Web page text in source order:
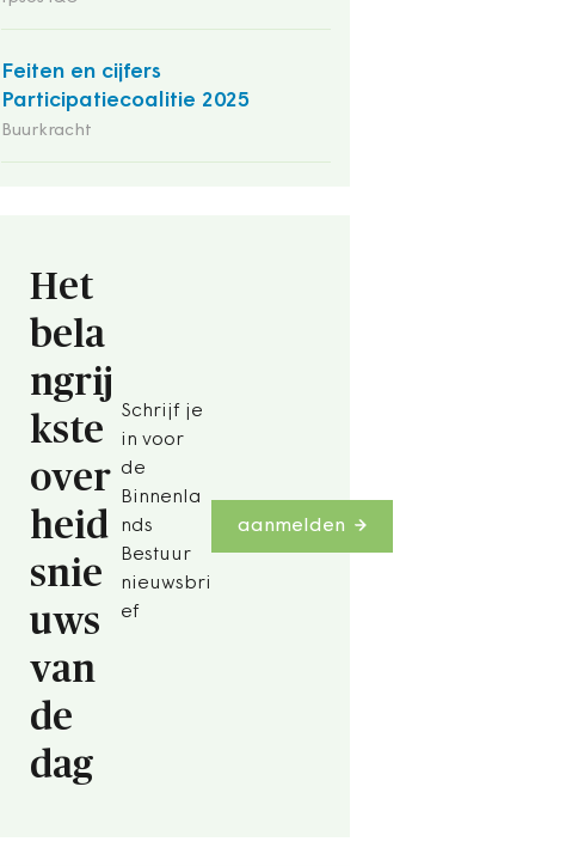
Feiten en cijfers
Participatiecoalitie 2025
Buurkracht
Het
bela
ngrij
kste
over
heid
snie
uws
van
de
dag
Schrijf je
in voor
de
Binnenla
nds
Bestuur
nieuwsbri
ef
aanmelden